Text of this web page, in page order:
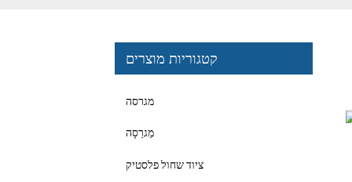
קטגוריות מוצרים
מגרסה
מַגרֵסָה
ציוד שחול פלסטיק